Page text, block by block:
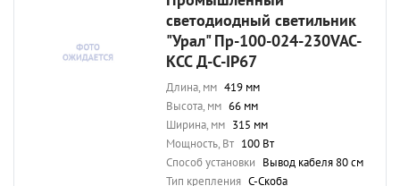
светодиодный светильник
"Урал" Пр-100-024-230VAC-
КСС Д-С-IP67
Длина, мм 419 мм
Высота, мм 66 мм
Ширина, мм 315 мм
Мощность, Вт 100 Вт
Способ установки Вывод кабеля 80 см
Тип крепления С-Скоба